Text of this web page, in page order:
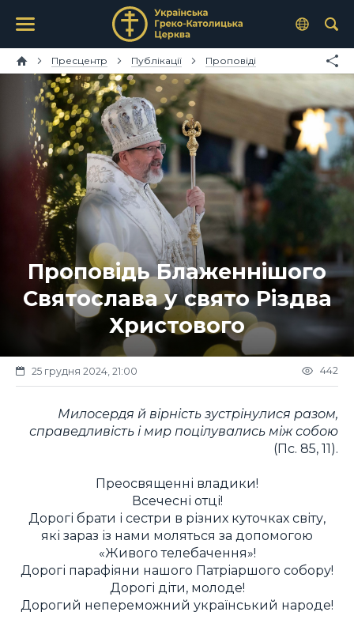
Пресцентр Публікації Проповіді
Проповідь Блаженнішого
Святослава у свято Різдва
Христового
25 грудня 2024, 21:00 442
Милосердя й вірність зустрінулися разом,
справедливість і мир поцілувались між собою
(Пс. 85, 11).
Преосвященні владики!
Всечесні отці!
Дорогі брати і сестри в різних куточках світу,
які зараз із нами моляться за допомогою
«Живого телебачення»!
Дорогі парафіяни нашого Патріаршого собору!
Дорогі діти, молоде!
Дорогий непереможний український народе!